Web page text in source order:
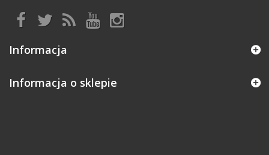
Informacja
Informacja o sklepie